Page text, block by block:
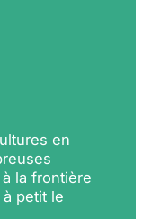
en
la frontière
petit le